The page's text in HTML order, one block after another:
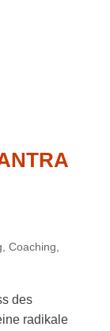
Coaching
des
radikale